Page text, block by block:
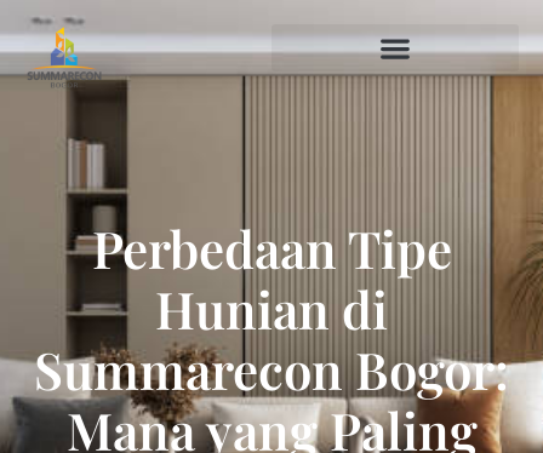
Perbedaan Tipe
Hunian di
Summarecon Bogor:
Mana yang Paling